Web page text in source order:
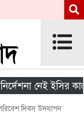
নেই ইসির কাছে
দিবস উদযাপন